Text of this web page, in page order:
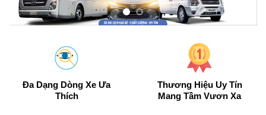
Đa Dạng Dòng Xe Ưa
Thích
Thương Hiệu Uy Tín
Mang Tầm Vươn Xa